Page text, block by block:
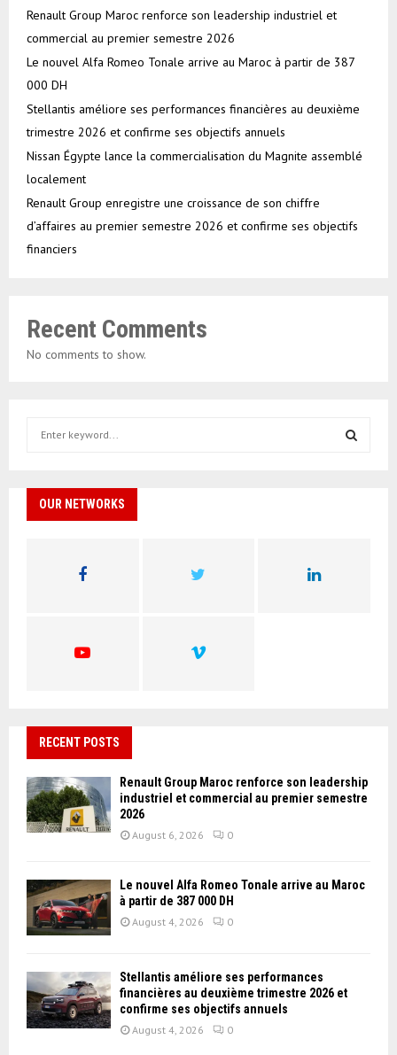
Renault Group Maroc renforce son leadership industriel et
commercial au premier semestre 2026
Le nouvel Alfa Romeo Tonale arrive au Maroc à partir de 387
000 DH
Stellantis améliore ses performances financières au deuxième
trimestre 2026 et confirme ses objectifs annuels
Nissan Égypte lance la commercialisation du Magnite assemblé
localement
Renault Group enregistre une croissance de son chiffre
d’affaires au premier semestre 2026 et confirme ses objectifs
financiers
Recent Comments
No comments to show.
h
OUR NETWORKS
RECENT POSTS
Renault Group Maroc renforce son leadership
industriel et commercial au premier semestre
2026
August 6, 2026 0
Le nouvel Alfa Romeo Tonale arrive au Maroc
à partir de 387 000 DH
August 4, 2026 0
Stellantis améliore ses performances
financières au deuxième trimestre 2026 et
confirme ses objectifs annuels
August 4, 2026 0